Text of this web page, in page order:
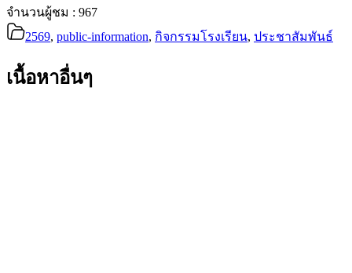
จำนวนผู้ชม : 967
2569, public-information, กิจกรรมโรงเรียน, ประชาสัมพันธ์
เนื้อหาอื่นๆ